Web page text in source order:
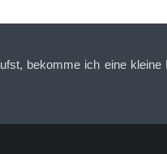
bekomme ich eine kleine